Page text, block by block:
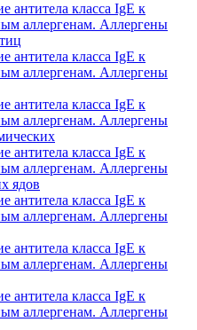
антитела класса IgE к
аллергенам. Аллергены
антитела класса IgE к
аллергенам. Аллергены
антитела класса IgE к
аллергенам. Аллергены
антитела класса IgE к
аллергенам. Аллергены
ядов
антитела класса IgE к
аллергенам. Аллергены
антитела класса IgE к
аллергенам. Аллергены
антитела класса IgE к
аллергенам. Аллергены